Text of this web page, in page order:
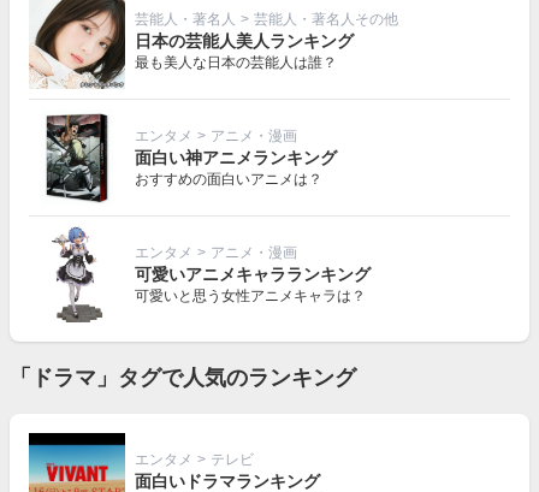
芸能人・著名人 > 芸能人・著名人その他
日本の芸能人美人ランキング
最も美人な日本の芸能人は誰？
エンタメ > アニメ・漫画
面白い神アニメランキング
おすすめの面白いアニメは？
エンタメ > アニメ・漫画
可愛いアニメキャラランキング
可愛いと思う女性アニメキャラは？
「ドラマ」タグで人気のランキング
エンタメ > テレビ
面白いドラマランキング